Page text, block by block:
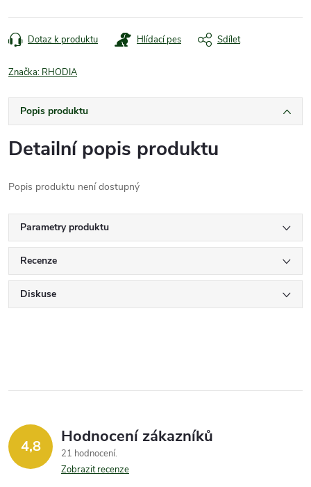
cena:
Dotaz k produktu Hlídací pes Sdílet
Značka: RHODIA
Popis produktu
Detailní popis produktu
Popis produktu není dostupný
Parametry produktu
Recenze
Diskuse
4,8 Hodnocení zákazníků
21 hodnocení
Zobrazit recenze